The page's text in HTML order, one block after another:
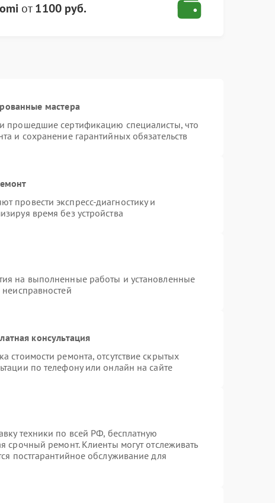
от1100 руб.
мастера
прошедшие сертификацию специалисты, что
и сохранение гарантийных обязательств
провести экспресс-диагностику и
время без устройства
на выполненные работы и установленные
консультация
стоимости ремонта, отсутствие скрытых
по телефону или онлайн на сайте
техники по всей РФ, бесплатную
срочный ремонт. Клиенты могут отслеживать
постгарантийное обслуживание для